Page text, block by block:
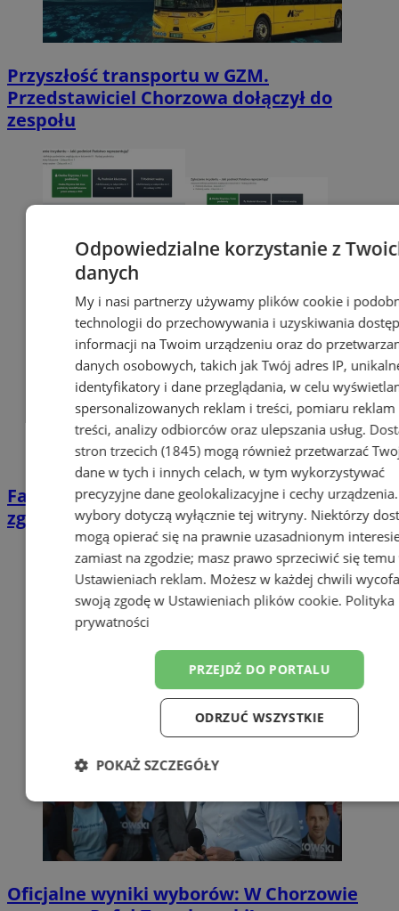
Przyszłość transportu w GZM.
Przedstawiciel Chorzowa dołączył do
zespołu
Fałszywe SMS-y, e-maile i strony. Tak
zgłosisz cyberoszustwo do CSIRT NASK
Oficjalne wyniki wyborów: W Chorzowie
Odpowiedzialne korzystanie z
danych
My i nasi partnerzy używamy plików cookie i
technologii do przechowywania i uzyskiwania
informacji na Twoim urządzeniu oraz do
danych osobowych, takich jak Twój adres IP,
identyfikatory i dane przeglądania, w celu
spersonalizowanych reklam i treści, pomiaru reklam
treści, analizy odbiorców oraz ulepszania usług.
stron trzecich (1845)mogą również przetwarzać
dane w tych i innych celach, w tym wykorzystywać
precyzyjne dane geolokalizacyjne i cechy
wybory dotyczą wyłącznie tej witryny. Niektórzy
mogą opierać się na prawnie uzasadnionym
zamiast na zgodzie; masz prawo sprzeciwić się temu
Ustawieniach reklam. Możesz w każdej chwili
swoją zgodę w Ustawieniach plików cookie. Polityka
prywatności
PRZEJDŹ DO PORTALU
ODRZUĆ WSZYSTKIE
POKAŻ SZCZEGÓŁY
Niezbędne Wydajność